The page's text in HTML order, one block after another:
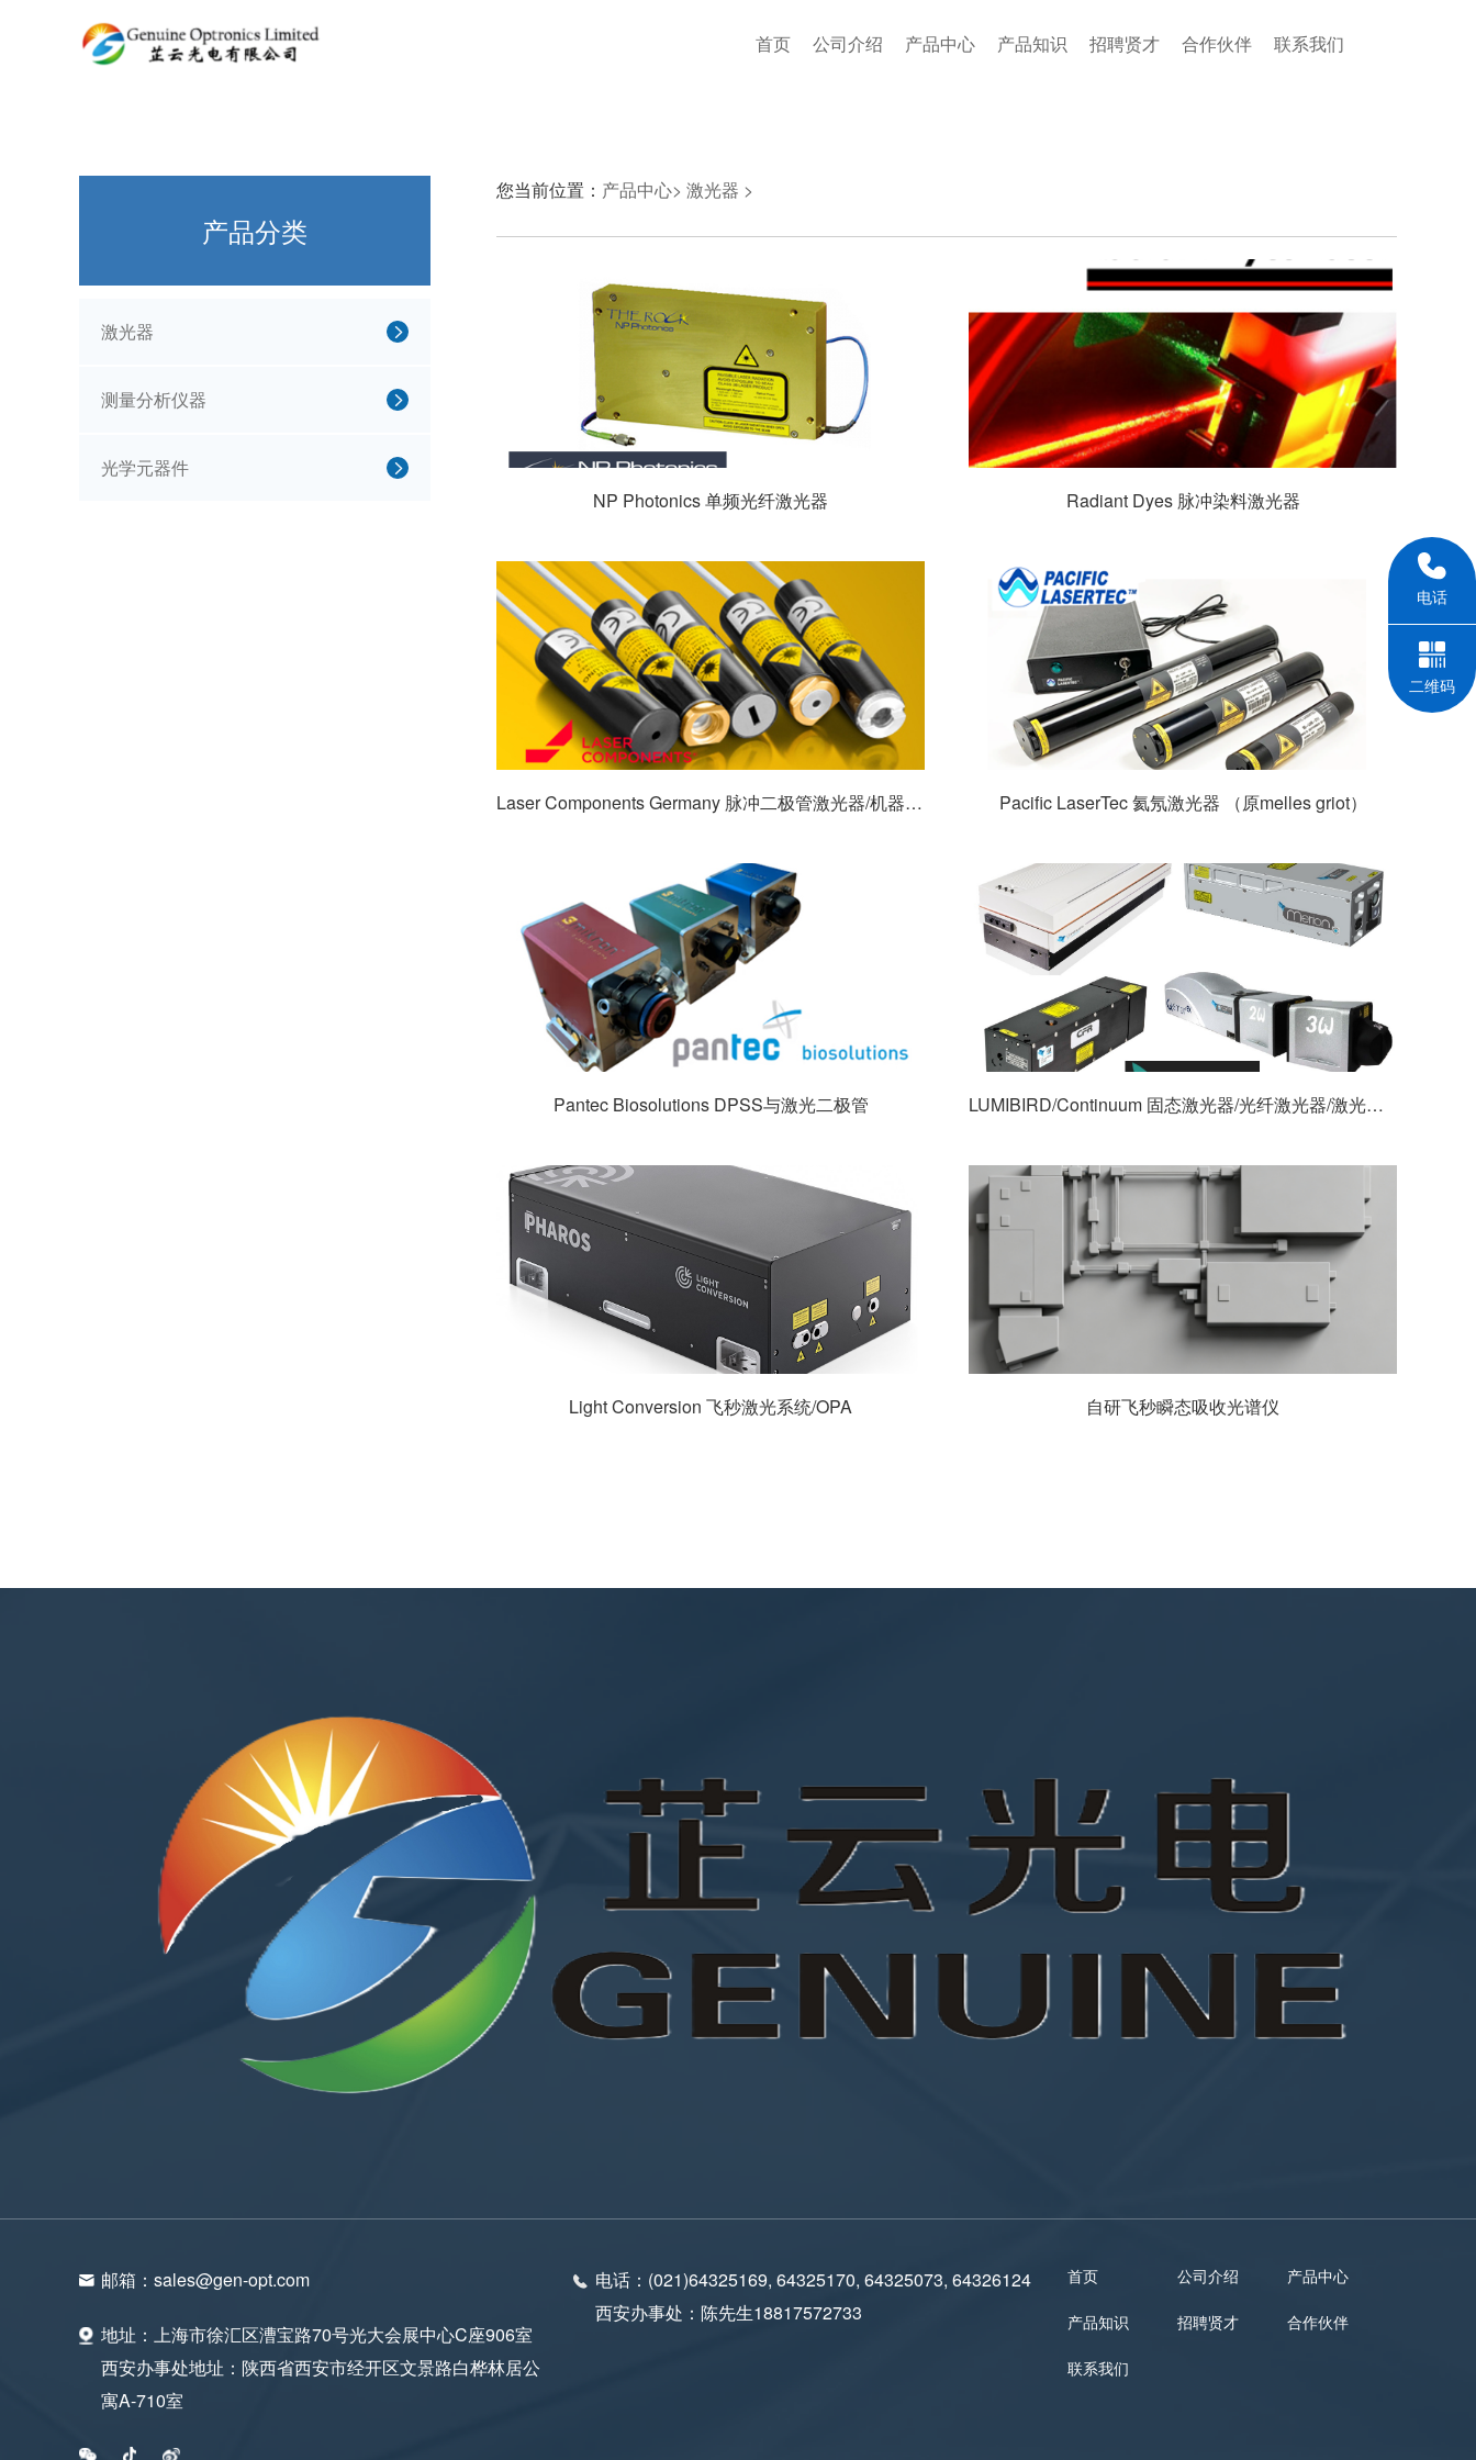
首页 公司介绍 产品中心 产品知识 招聘贤才 合作伙伴 联系我们
产品分类
激光器
测量分析仪器
光学元器件
您当前位置： 产品中心> 激光器 >
NP Photonics 单频光纤激光器 Radiant Dyes 脉冲染料激光器
Laser Components Germany 脉冲二极管激光器/机器视觉激光模组 Pacific LaserTec 氦氖激光器 （原melles griot）
Pantec Biosolutions DPSS与激光二极管 LUMIBIRD/Continuum 固态激光器/光纤激光器/激光二极管
Light Conversion 飞秒激光系统/OPA 自研飞秒瞬态吸收光谱仪
邮箱： sales@gen-opt.com
地址：
上海市徐汇区漕宝路70号光大会展中心C座906室
西安办事处地址：陕西省西安市经开区文景路白桦林居公
寓A-710室
电话： (021)64325169, 64325170, 64325073, 64326124
西安办事处：陈先生18817572733
首页 公司介绍 产品中心
产品知识 招聘贤才 合作伙伴
联系我们
电话
二维码